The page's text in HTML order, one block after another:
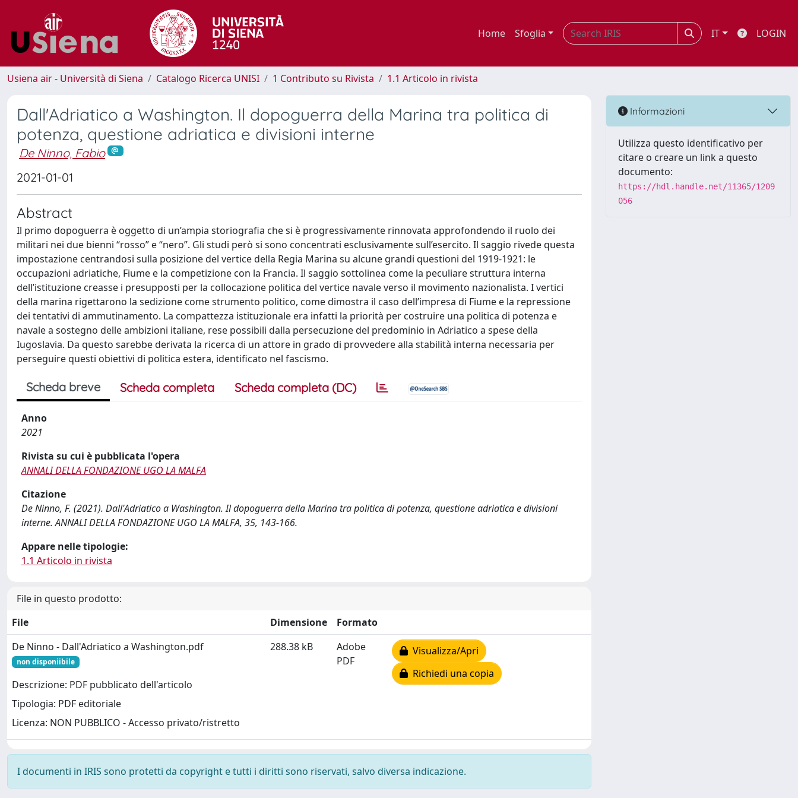
Home Sfoglia IT LOGIN
Usiena air - Università di Siena Catalogo Ricerca UNISI 1 Contributo su Rivista 1.1 Articolo in rivista
Dall'Adriatico a Washington. Il dopoguerra della Marina tra politica di
potenza, questione adriatica e divisioni interne
De Ninno, Fabio
2021-01-01
Abstract
Il primo dopoguerra è oggetto di un’ampia storiografia che si è progressivamente rinnovata approfondendo il ruolo dei
militari nei due bienni “rosso” e “nero”. Gli studi però si sono concentrati esclusivamente sull’esercito. Il saggio rivede questa
impostazione centrandosi sulla posizione del vertice della Regia Marina su alcune grandi questioni del 1919-1921: le
occupazioni adriatiche, Fiume e la competizione con la Francia. Il saggio sottolinea come la peculiare struttura interna
dell’istituzione creasse i presupposti per la collocazione politica del vertice navale verso il movimento nazionalista. I vertici
della marina rigettarono la sedizione come strumento politico, come dimostra il caso dell’impresa di Fiume e la repressione
dei tentativi di ammutinamento. La compattezza istituzionale era infatti la priorità per costruire una politica di potenza e
navale a sostegno delle ambizioni italiane, rese possibili dalla persecuzione del predominio in Adriatico a spese della
Iugoslavia. Da questo sarebbe derivata la ricerca di un attore in grado di provvedere alla stabilità interna necessaria per
perseguire questi obiettivi di politica estera, identificato nel fascismo.
Scheda breve Scheda completa Scheda completa (DC)
Anno
2021
Rivista su cui è pubblicata l'opera
ANNALI DELLA FONDAZIONE UGO LA MALFA
Citazione
De Ninno, F. (2021). Dall'Adriatico a Washington. Il dopoguerra della Marina tra politica di potenza, questione adriatica e divisioni
interne. ANNALI DELLA FONDAZIONE UGO LA MALFA, 35, 143-166.
Appare nelle tipologie:
1.1 Articolo in rivista
File in questo prodotto:
File
Dimensione
Formato
De Ninno - Dall'Adriatico a Washington.pdf
non disponiibile
Descrizione: PDF pubblicato dell'articolo
Tipologia: PDF editoriale
Licenza: NON PUBBLICO - Accesso privato/ristretto
288.38 kB
Adobe
PDF
Visualizza/Apri
Richiedi una copia
I documenti in IRIS sono protetti da copyright e tutti i diritti sono riservati, salvo diversa indicazione.
Informazioni
Utilizza questo identificativo per
citare o creare un link a questo
documento:
https://hdl.handle.net/11365/1209
056